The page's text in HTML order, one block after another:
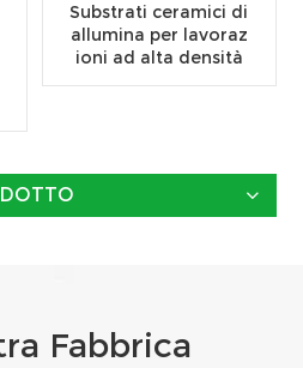
Substrati ceramici di
allumina per lavoraz
ioni ad alta densità
Fabbrica